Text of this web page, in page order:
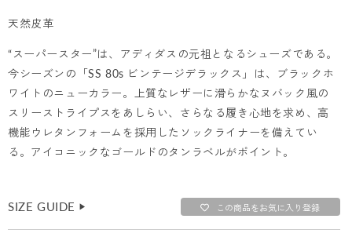
天然皮革
“スーパースター”は、アディダスの元祖となるシューズである。
今シーズンの「SS 80s ビンテージデラックス」は、ブラックホ
ワイトのニューカラー。上質なレザーに滑らかなヌバック風の
スリーストライプスをあしらい、さらなる履き心地を求め、高
機能ウレタンフォームを採用したソックライナーを備えてい
る。アイコニックなゴールドのタンラベルがポイント。
SIZE GUIDE ▶︎ この商品をお気に入り登録